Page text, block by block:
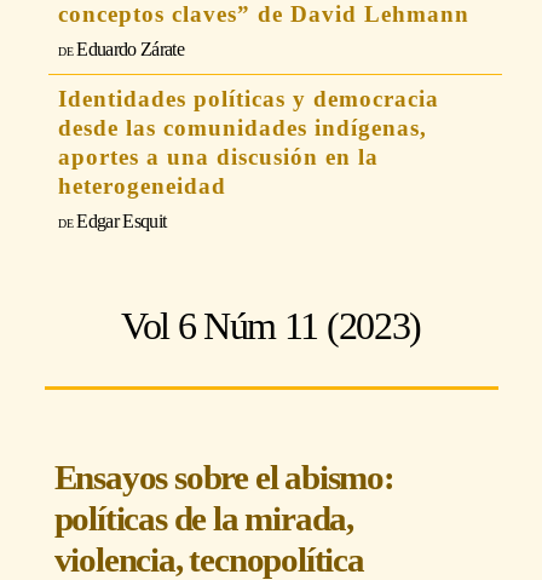
conceptos claves” de David Lehmann
Eduardo Zárate
Identidades políticas y democracia
desde las comunidades indígenas,
aportes a una discusión en la
heterogeneidad
Edgar Esquit
Vol 6 Núm 11 (2023)
Ensayos sobre el abismo:
políticas de la mirada,
violencia, tecnopolítica